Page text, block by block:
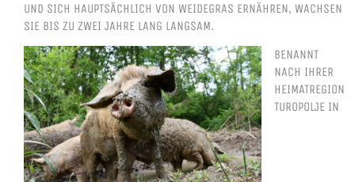
ND SICH HAUPTSÄCHLICH VON WEIDEGRAS ERNÄHREN, WACHSEN S
IE BIS ZU ZWEI JAHRE LANG LANGSAM.
BENANNT
NACH IHRER
HEIMATREGION
TUROPOLJE IN